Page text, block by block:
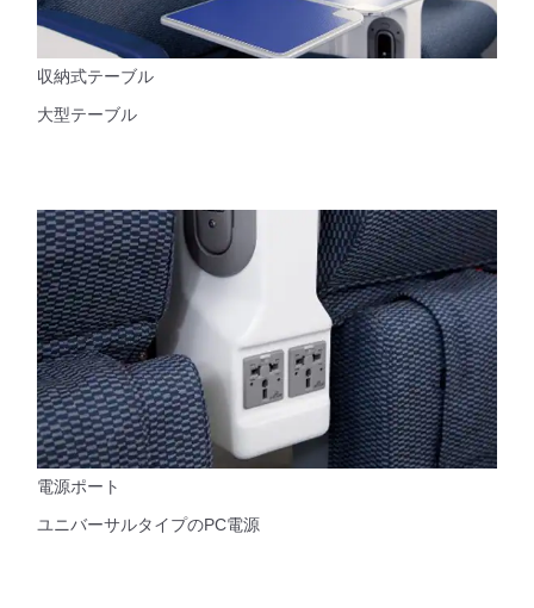
収納式テーブル
大型テーブル
電源ポート
ユニバーサルタイプのPC電源